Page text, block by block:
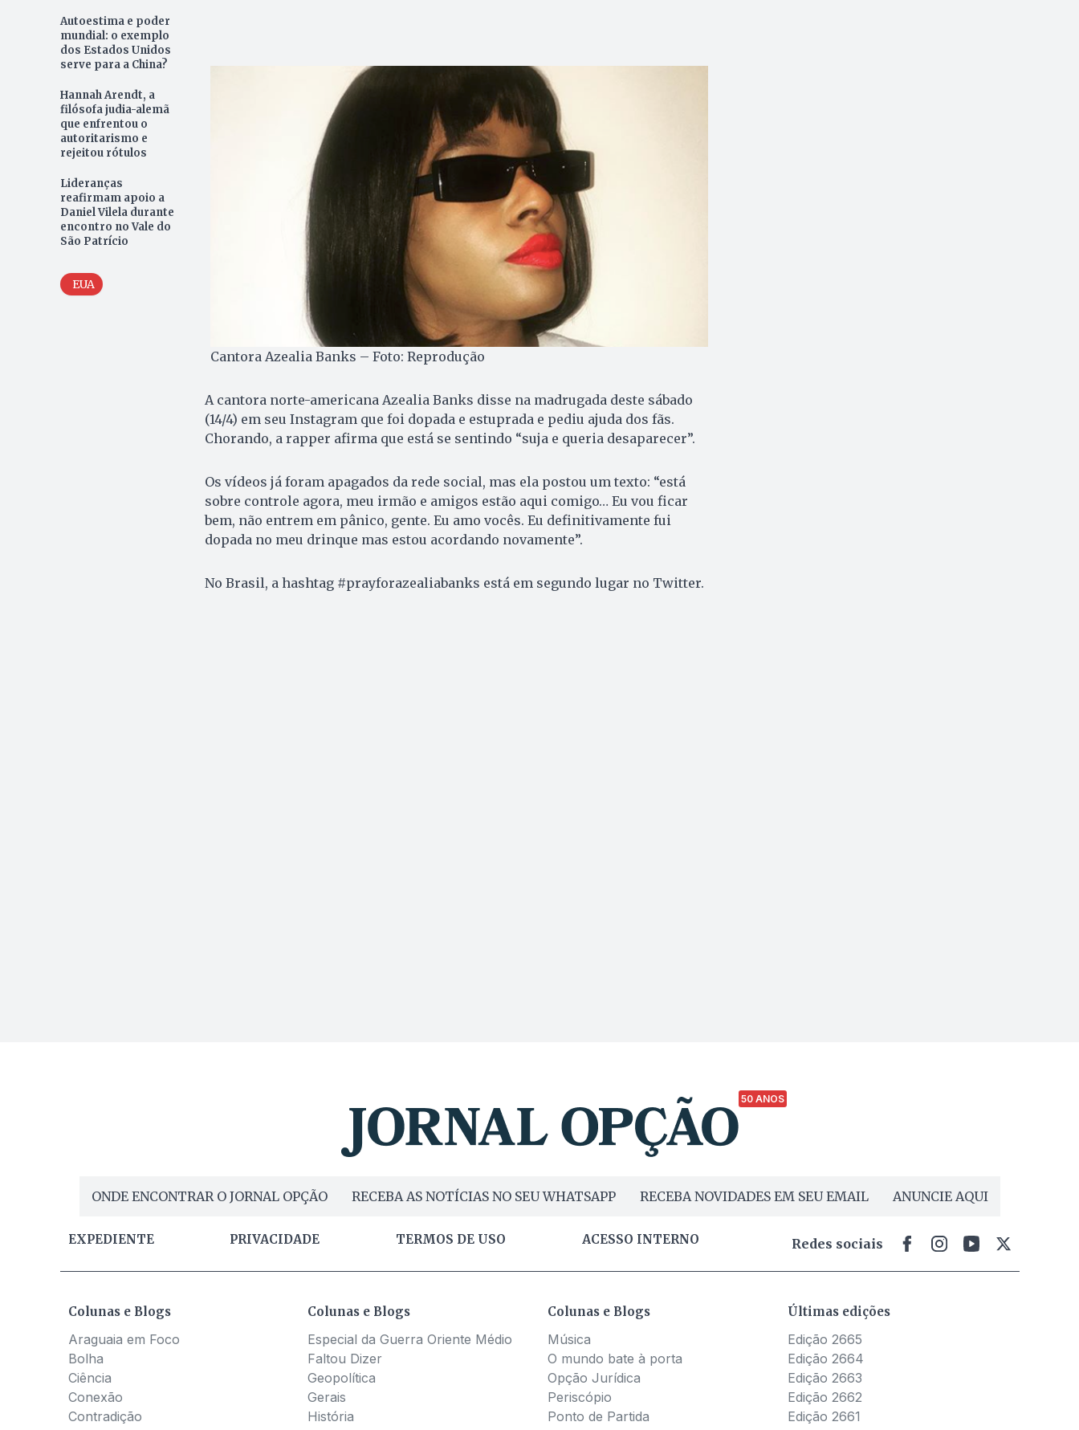
Autoestima e poder
mundial: o exemplo
dos Estados Unidos
serve para a China?
Hannah Arendt, a
filósofa judia-alemã
que enfrentou o
autoritarismo e
rejeitou rótulos
Lideranças
reafirmam apoio a
Daniel Vilela durante
encontro no Vale do
São Patrício
EUA
Cantora Azealia Banks – Foto: Reprodução
A cantora norte-americana Azealia Banks disse na madrugada deste sábado
(14/4) em seu Instagram que foi dopada e estuprada e pediu ajuda dos fãs.
Chorando, a rapper afirma que está se sentindo “suja e queria desaparecer”.
Os vídeos já foram apagados da rede social, mas ela postou um texto: “está
sobre controle agora, meu irmão e amigos estão aqui comigo… Eu vou ficar
bem, não entrem em pânico, gente. Eu amo vocês. Eu definitivamente fui
dopada no meu drinque mas estou acordando novamente”.
No Brasil, a hashtag #prayforazealiabanks está em segundo lugar no Twitter.
50 ANOS
ONDE ENCONTRAR O JORNAL OPÇÃO RECEBA AS NOTÍCIAS NO SEU WHATSAPP RECEBA NOVIDADES EM SEU EMAIL ANUNCIE AQUI
EXPEDIENTE PRIVACIDADE TERMOS DE USO ACESSO INTERNO Redes sociais
Colunas e Blogs
Araguaia em Foco
Bolha
Ciência
Conexão
Contradição
Colunas e Blogs
Especial da Guerra Oriente Médio
Faltou Dizer
Geopolítica
Gerais
História
Colunas e Blogs
Música
O mundo bate à porta
Opção Jurídica
Periscópio
Ponto de Partida
Últimas edições
Edição 2665
Edição 2664
Edição 2663
Edição 2662
Edição 2661